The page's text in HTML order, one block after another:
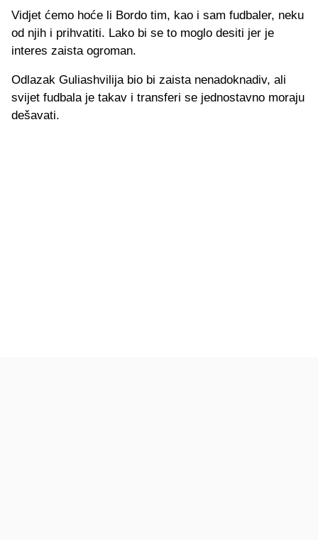
Vidjet ćemo hoće li Bordo tim, kao i sam fudbaler, neku
od njih i prihvatiti. Lako bi se to moglo desiti jer je
interes zaista ogroman.
Odlazak Guliashvilija bio bi zaista nenadoknadiv, ali
svijet fudbala je takav i transferi se jednostavno moraju
dešavati.